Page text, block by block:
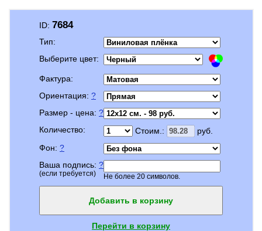
ID: 7684
Тип:
Выберите цвет:
Фактура:
Ориентация: ?
Размер - цена: ?
Количество:
Стоим.:
руб.
Фон: ?
Ваша подпись: ?
(если требуется) Не более 20 символов.
Добавить в корзину
Перейти в корзину